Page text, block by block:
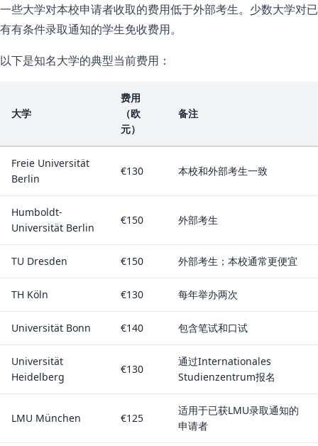
一些大学对本校申请者收取的费用低于外部考生。少数大学对已
有有条件录取通知的学生免收费用。
以下是知名大学的典型当前费用：
大学
费用
（欧
元）
备注
Freie Universität
Berlin
€130 本校和外部考生一致
Humboldt-
Universität Berlin
€150 外部考生
TU Dresden €150 外部考生；本校通常更便宜
TH Köln €130 每年举办两次
Universität Bonn €140 包含笔试和口试
Universität
Heidelberg
€130
通过Internationales
Studienzentrum报名
LMU München €125
适用于已获LMU录取通知的
申请者